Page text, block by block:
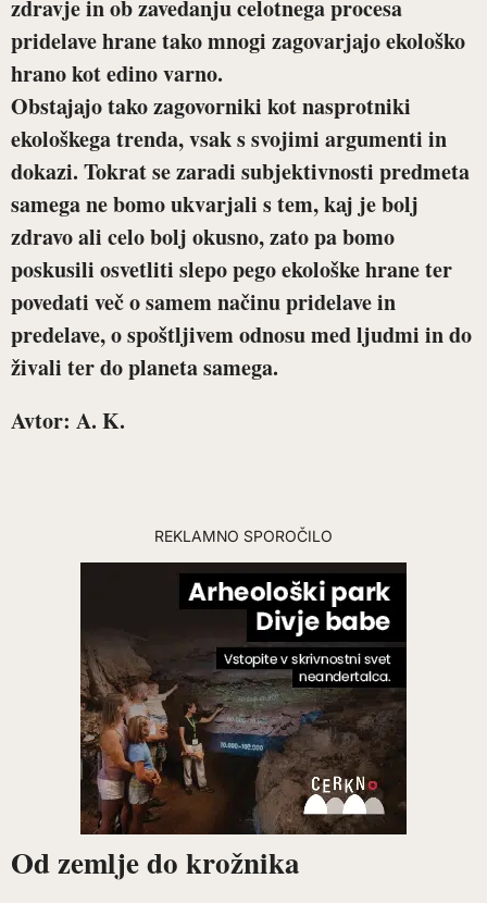
zdravje in ob zavedanju celotnega procesa
pridelave hrane tako mnogi zagovarjajo ekološko
hrano kot edino varno.
Obstajajo tako zagovorniki kot nasprotniki
ekološkega trenda, vsak s svojimi argumenti in
dokazi. Tokrat se zaradi subjektivnosti predmeta
samega ne bomo ukvarjali s tem, kaj je bolj
zdravo ali celo bolj okusno, zato pa bomo
poskusili osvetliti slepo pego ekološke hrane ter
povedati več o samem načinu pridelave in
predelave, o spoštljivem odnosu med ljudmi in do
živali ter do planeta samega.
Avtor: A. K.
REKLAMNO SPOROČILO
Od zemlje do krožnika